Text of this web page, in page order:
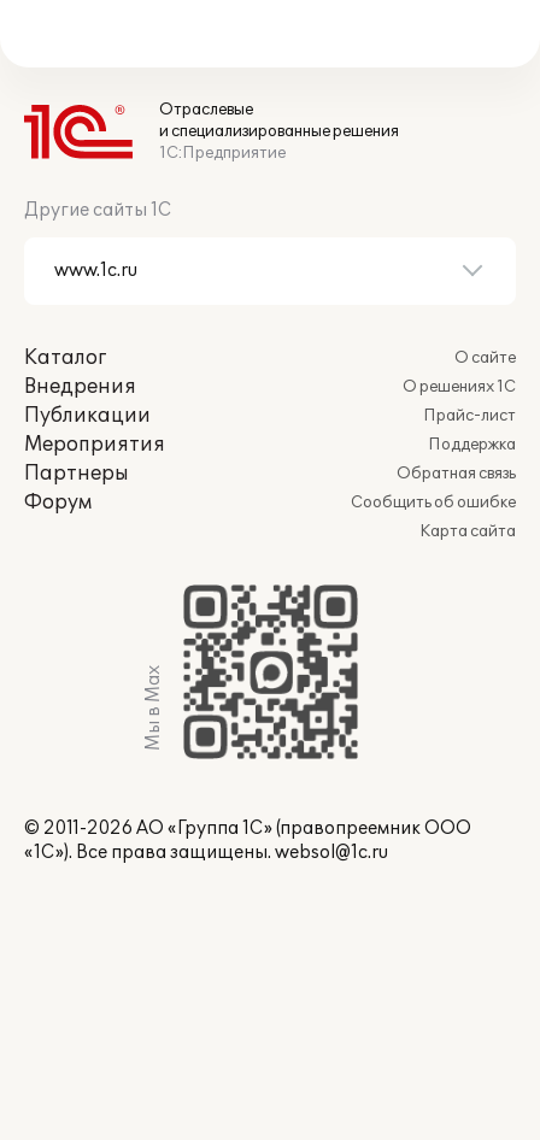
Отраслевые
и специализированные решения
1С:Предприятие
Другие сайты 1С
Каталог
Внедрения
Публикации
Мероприятия
Партнеры
Форум
О сайте
О решениях 1С
Прайс-лист
Поддержка
Обратная связь
Сообщить об ошибке
Карта сайта
Мы в Max
© 2011-2026 АО «Группа 1С» (правопреемник ООО
«1С»). Все права защищены. websol@1c.ru